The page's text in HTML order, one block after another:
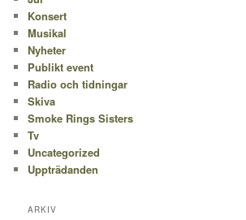
Konsert
Musikal
Nyheter
Publikt event
Radio och tidningar
Skiva
Smoke Rings Sisters
Tv
Uncategorized
Uppträdanden
ARKIV